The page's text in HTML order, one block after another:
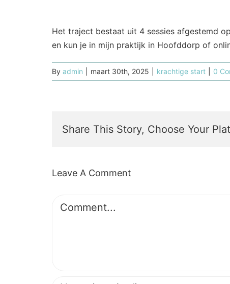
Het traject bestaat uit 4 sessies afgestemd
en kun je in mijn praktijk in Hoofddorp of
By admin maart 30th, 2025 krachtige start 0
Share This Story, Choose Your
Leave A Comment